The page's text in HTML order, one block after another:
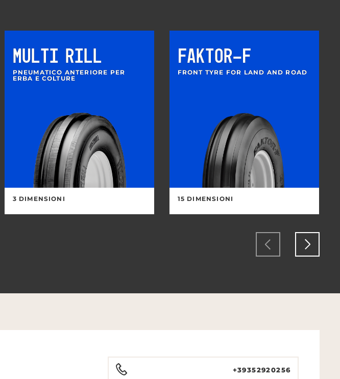
MULTI RILL
PNEUMATICO ANTERIORE PER
ERBA E COLTURE
3 DIMENSIONI
FAKTOR-F
FRONT TYRE FOR LAND AND ROAD
15 DIMENSIONI
+39352920256